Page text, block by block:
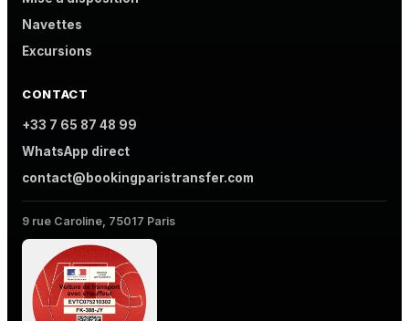
Navettes
Excursions
CONTACT
+33 7 65 87 48 99
WhatsApp direct
contact@bookingparistransfer.com
9 rue Caroline, 75017 Paris